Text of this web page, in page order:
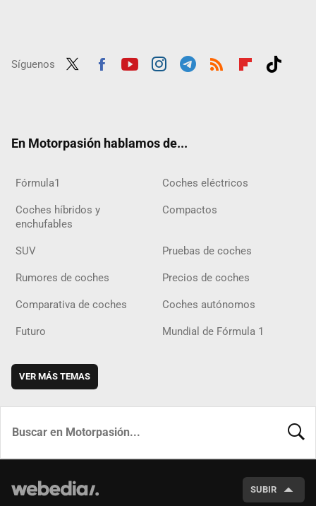
Síguenos
En Motorpasión hablamos de...
Fórmula1 Coches eléctricos
Coches híbridos y
enchufables
Compactos
SUV Pruebas de coches
Rumores de coches Precios de coches
Comparativa de coches Coches autónomos
Futuro Mundial de Fórmula 1
VER MÁS TEMAS
SUBIR